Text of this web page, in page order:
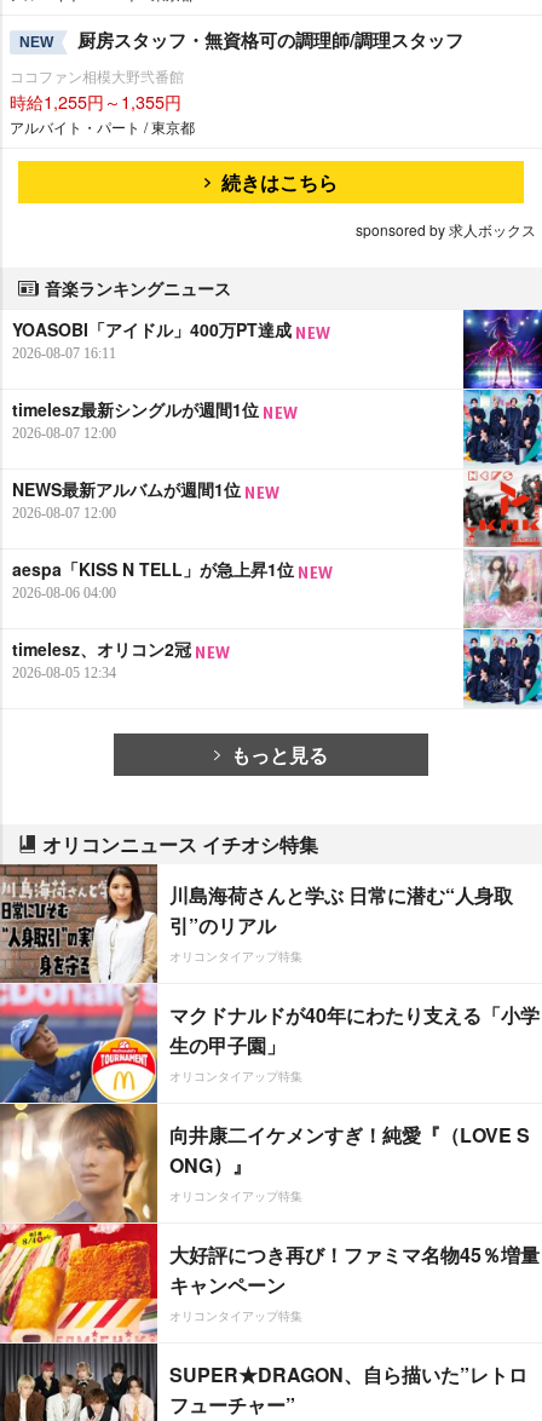
NEW 厨房スタッフ・無資格可の調理師/調理スタッフ
ココファン相模大野弐番館
時給1,255円～1,355円
アルバイト・パート / 東京都
続きはこちら
sponsored by 求人ボックス
音楽ランキングニュース
YOASOBI「アイドル」400万PT達成
2026-08-07 16:11
timelesz最新シングルが週間1位
2026-08-07 12:00
NEWS最新アルバムが週間1位
2026-08-07 12:00
aespa「KISS N TELL」が急上昇1位
2026-08-06 04:00
timelesz、オリコン2冠
2026-08-05 12:34
もっと見る
オリコンニュース イチオシ特集
川島海荷さんと学ぶ 日常に潜む“人身取
引”のリアル
オリコンタイアップ特集
マクドナルドが40年にわたり支える「小学
生の甲子園」
オリコンタイアップ特集
向井康二イケメンすぎ！純愛『（LOVE S
ONG）』
オリコンタイアップ特集
大好評につき再び！ファミマ名物45％増量
キャンペーン
オリコンタイアップ特集
SUPER★DRAGON、自ら描いた”レトロ
フューチャー”